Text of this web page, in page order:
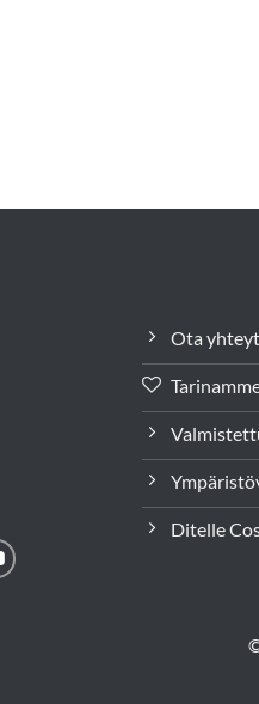
Ota
Ditelle